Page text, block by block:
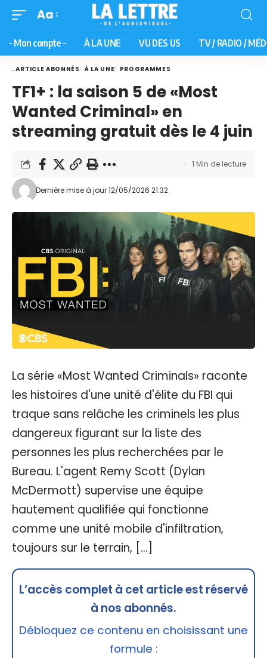
Aa
– Mon compte – À LA UNE VU DES US TV / RADIO /
. ARTICLE ABONNÉS À LA UNE PROGRAMMES
TF1+ : la saison 5 de «Most
Wanted Criminal» en
streaming gratuit dès le 4 juin
Dernière mise à jour 12/05/2026 21:32
1 Min de lecture
La série «Most Wanted Criminals» raconte
les histoires d'une unité d'élite du FBI qui
traque sans relâche les criminels les plus
dangereux figurant sur la liste des
personnes les plus recherchées par le
Bureau. L'agent Remy Scott (Dylan
McDermott) supervise une équipe
hautement qualifiée qui fonctionne
comme une unité mobile d'infiltration,
toujours sur le terrain, […]
L’accès complet à cet article est réservé
à nos abonnés.
Débloquez ce contenu en choisissant une
formule :